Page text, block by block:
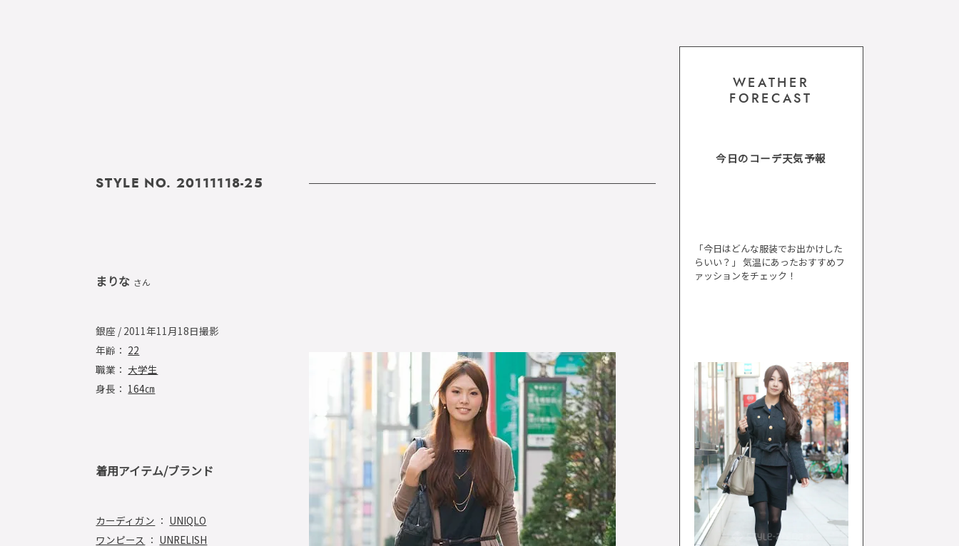
STYLE NO. 20111118-25
まりな さん
銀座 / 2011年11月18日撮影
年齢： 22
職業： 大学生
身長： 164㎝
着用アイテム/ブランド
カーディガン ： UNIQLO
ワンピース ： UNRELISH
WEATHER
FORECAST
今日のコーデ天気予報
「今日はどんな服装でお出かけした
らいい？」 気温にあったおすすめフ
ァッションをチェック！